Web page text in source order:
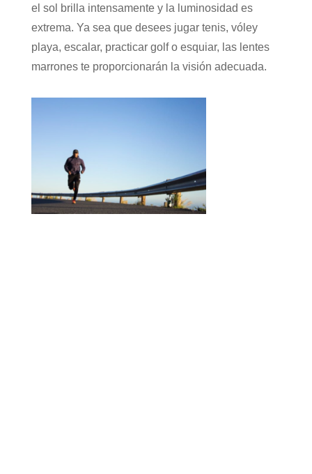
el sol brilla intensamente y la luminosidad es
extrema. Ya sea que desees jugar tenis, vóley
playa, escalar, practicar golf o esquiar, las lentes
marrones te proporcionarán la visión adecuada.